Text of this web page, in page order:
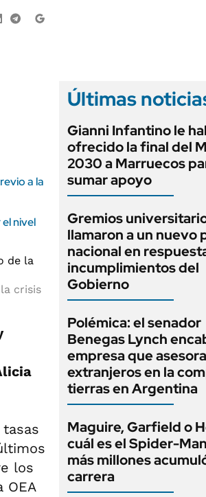
a la
nivel
crisis
los
OEA
Últimas
Gianni Infantino le
ofrecido la final del
2030 a Marruecos
sumar apoyo
Gremios
llamaron a un nuevo
nacional en
incumplimientos del
Gobierno
Polémica: el senador
Benegas Lynch
empresa que
extranjeros en la
tierras en Argentina
Maguire, Garfield o
cuál es el Spider-
más millones
carrera